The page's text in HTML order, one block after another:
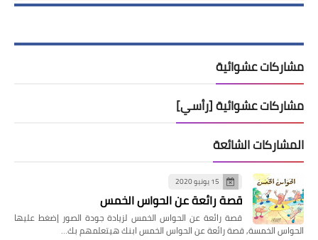
مشاركات عشوائية
مشاركات عشوائية [رأسي]
المشاركات الشائعة
15 يونيو 2020
قصة رائعة عن الحواس الخمس
قصة رائعة عن الحواس الخمس لزيادة جودة الصور إضغط عليها
الحواس الخمسة, قصة رائعة عن الحواس الخمس ابنك هيتعلمهم بك…